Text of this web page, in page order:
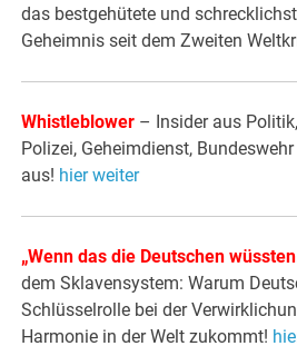
das bestgehütete und
Geheimnis seit dem Zweiten
Whistleblower – Insider aus
Polizei, Geheimdienst,
aus! hier weiter
„Wenn das die Deutschen
dem Sklavensystem: Warum
Schlüsselrolle bei der
Harmonie in der Welt zukommt!